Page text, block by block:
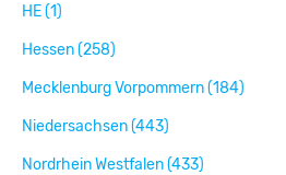
HE (1)
Hessen (258)
Mecklenburg Vorpommern (184)
Niedersachsen (443)
Nordrhein Westfalen (433)